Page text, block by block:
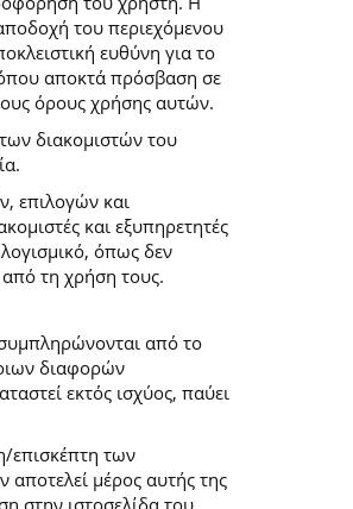
του περιεχόμενου
ευθύνη για το
αποκτά πρόσβαση σε
όρους χρήσης αυτών.
διακομιστών του
επιλογών και
και εξυπηρετητές
όπως δεν
τη χρήση τους.
από το
διαφορών
εκτός ισχύος, παύει
επισκέπτη των
μέρος αυτής της